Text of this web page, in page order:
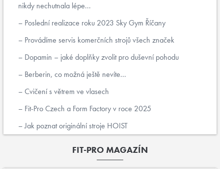
nikdy nechutnala lépe...
Poslední realizace roku 2023 Sky Gym Říčany
Provádíme servis komerčních strojů všech značek
Dopamin – jaké doplňky zvolit pro duševní pohodu
Berberin, co možná ještě nevíte...
Cvičení s větrem ve vlasech
Fit-Pro Czech a Form Factory v roce 2025
Jak poznat originální stroje HOIST
FIT-PRO MAGAZÍN